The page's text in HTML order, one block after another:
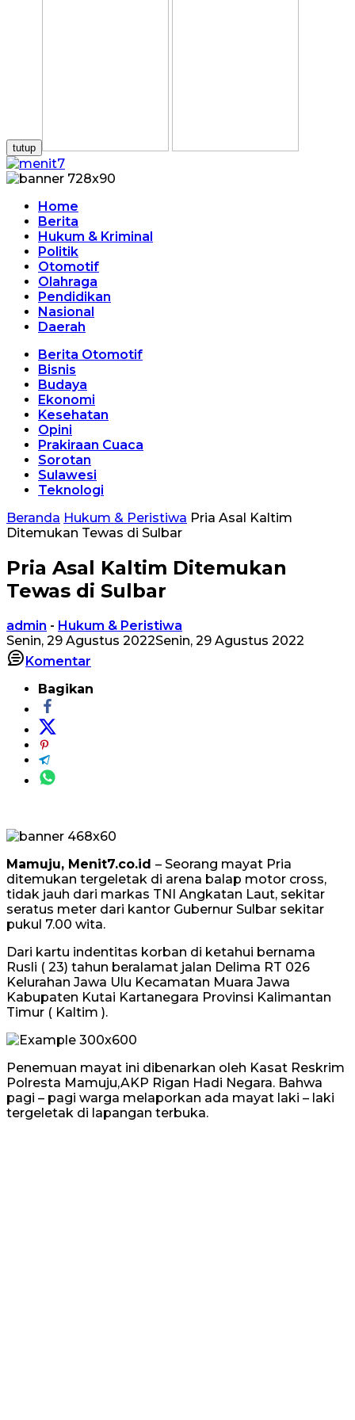
tutup
Home
Berita
Hukum & Kriminal
Politik
Otomotif
Olahraga
Pendidikan
Nasional
Daerah
Berita Otomotif
Bisnis
Budaya
Ekonomi
Kesehatan
Opini
Prakiraan Cuaca
Sorotan
Sulawesi
Teknologi
Beranda Hukum & Peristiwa Pria Asal Kaltim
Ditemukan Tewas di Sulbar
Pria Asal Kaltim Ditemukan
Tewas di Sulbar
admin - Hukum & Peristiwa
Senin, 29 Agustus 2022Senin, 29 Agustus 2022
Komentar
Bagikan
Mamuju, Menit7.co.id – Seorang mayat Pria
ditemukan tergeletak di arena balap motor cross,
tidak jauh dari markas TNI Angkatan Laut, sekitar
seratus meter dari kantor Gubernur Sulbar sekitar
pukul 7.00 wita.
Dari kartu indentitas korban di ketahui bernama
Rusli ( 23) tahun beralamat jalan Delima RT 026
Kelurahan Jawa Ulu Kecamatan Muara Jawa
Kabupaten Kutai Kartanegara Provinsi Kalimantan
Timur ( Kaltim ).
Penemuan mayat ini dibenarkan oleh Kasat Reskrim
Polresta Mamuju,AKP Rigan Hadi Negara. Bahwa
pagi – pagi warga melaporkan ada mayat laki – laki
tergeletak di lapangan terbuka.